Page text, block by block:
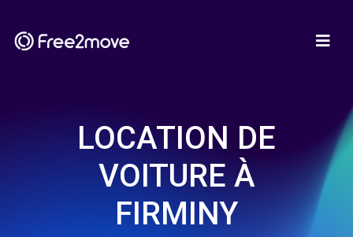
LOCATION DE
VOITURE À
FIRMINY